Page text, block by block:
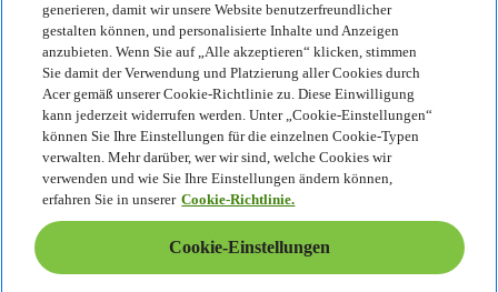
Nachhaltigkeit
Nachhaltigkeit
Corporate Social Responsibility
CO2-Bilanz unserer Produkte
Earthion
Datenschutzrichtlinie
Cookie-Richtlinie
Rechtlicher Hinweis
Zusätzliche rechtliche Informationen
Barrierefreiheitsrichtlinie
Cookie-Einstellungen
generieren, damit wir unsere Website benutzerfreundlicher
gestalten können, und personalisierte Inhalte und Anzeigen
anzubieten. Wenn Sie auf „Alle akzeptieren“ klicken, stimmen
Sie damit der Verwendung und Platzierung aller Cookies durch
Acer gemäß unserer Cookie-Richtlinie zu. Diese Einwilligung
kann jederzeit widerrufen werden. Unter „Cookie-Einstellungen“
können Sie Ihre Einstellungen für die einzelnen Cookie-Typen
verwalten. Mehr darüber, wer wir sind, welche Cookies wir
verwenden und wie Sie Ihre Einstellungen ändern können,
erfahren Sie in unserer Cookie-Richtlinie.
Cookie-Einstellungen